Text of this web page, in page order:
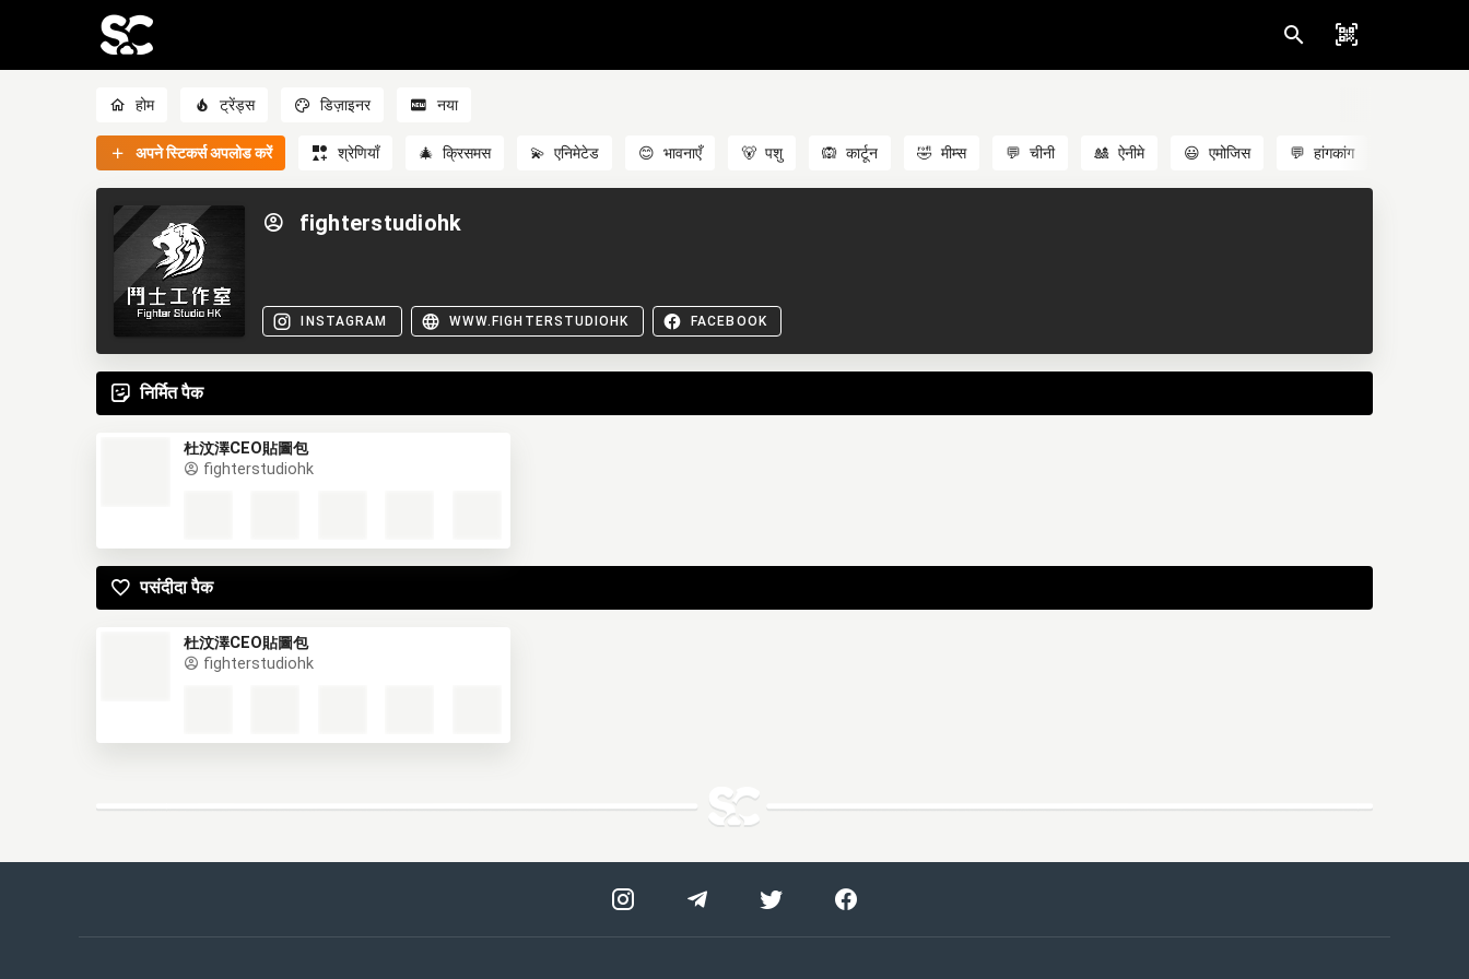
होम ट्रेंड्स डिज़ाइनर नया
अपने स्टिकर्स अपलोड करें श्रेणियाँ 🎄 क्रिसमस 💫 एनिमेटेड 😊 भावनाएँ 🐻 पशु 🙉 कार्टून 🤣 मीम्स 💬 चीनी 🎎 ऐनीमे 😃 एमोजिस 💬 हांगकांग
fighterstudiohk
INSTAGRAM WWW.FIGHTERSTUDIOHK FACEBOOK
निर्मित पैक
杜汶澤CEO貼圖包
fighterstudiohk
पसंदीदा पैक
杜汶澤CEO貼圖包
fighterstudiohk